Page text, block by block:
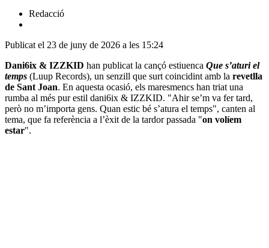
Redacció
Publicat el 23 de juny de 2026 a les 15:24
Dani6ix & IZZKID han publicat la cançó estiuenca Que s’aturi el
temps (Luup Records), un senzill que surt coincidint amb la revetlla
de Sant Joan. En aquesta ocasió, els maresmencs han triat una
rumba al més pur estil dani6ix & IZZKID. "Ahir se’m va fer tard,
però no m’importa gens. Quan estic bé s’atura el temps", canten al
tema, que fa referència a l’èxit de la tardor passada "on volíem
estar".